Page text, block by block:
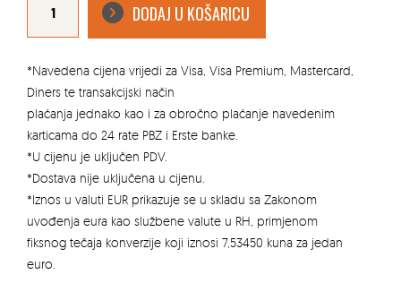
DODAJ U KOŠARICU
*Navedena cijena vrijedi za Visa, Visa Premium, Mastercard,
Diners te transakcijski način
plaćanja jednako kao i za obročno plaćanje navedenim
karticama do 24 rate PBZ i Erste banke.
*U cijenu je uključen PDV.
*Dostava nije uključena u cijenu.
*Iznos u valuti EUR prikazuje se u skladu sa Zakonom
uvođenja eura kao službene valute u RH, primjenom
fiksnog tečaja konverzije koji iznosi 7,53450 kuna za jedan
euro.